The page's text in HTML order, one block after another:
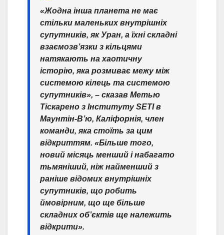
«Жодна інша планета не має
стільки маленьких внутрішніх
супутників, як Уран, а їхні складні
взаємозв’язки з кільцями
натякають на хаотичну
історію, яка розмиває межу між
системою кілець та системою
супутників», – сказав Метью
Тіскарено з Інституту SETI в
Маунтін-В’ю, Каліфорнія, член
команди, яка стоїть за цим
відкриттям. «Більше того,
новий місяць менший і набагато
тьмяніший, ніж найменший з
раніше відомих внутрішніх
супутників, що робить
ймовірним, що ще більше
складних об’єктів ще належить
відкрити».